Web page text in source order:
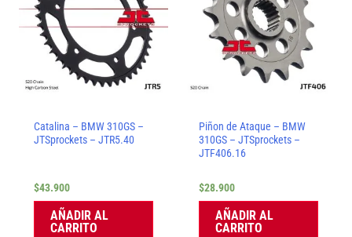
Catalina – BMW 310GS –
JTSprockets – JTR5.40
$43.900
AÑADIR AL
CARRITO
Piñon de Ataque – BMW
310GS – JTSprockets –
JTF406.16
$28.900
AÑADIR AL
CARRITO